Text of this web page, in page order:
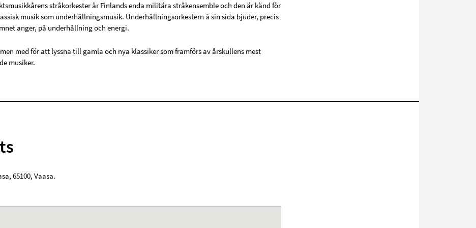
stråkorkester är Finlands enda militära stråkensemble och den är känd för
musik som underhållningsmusik. Underhållningsorkestern å sin sida bjuder, precis
anger, på underhållning och energi.
med för att lyssna till gamla och nya klassiker som framförs av årskullens mest
musiker.
, 65100, Vaasa.